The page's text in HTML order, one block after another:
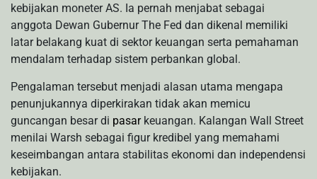
kebijakan moneter AS. Ia pernah menjabat sebagai
anggota Dewan Gubernur The Fed dan dikenal memiliki
latar belakang kuat di sektor keuangan serta pemahaman
mendalam terhadap sistem perbankan global.
Pengalaman tersebut menjadi alasan utama mengapa
penunjukannya diperkirakan tidak akan memicu
guncangan besar di pasarkeuangan. Kalangan Wall Street
menilai Warsh sebagai figur kredibel yang memahami
keseimbangan antara stabilitas ekonomi dan independensi
kebijakan.